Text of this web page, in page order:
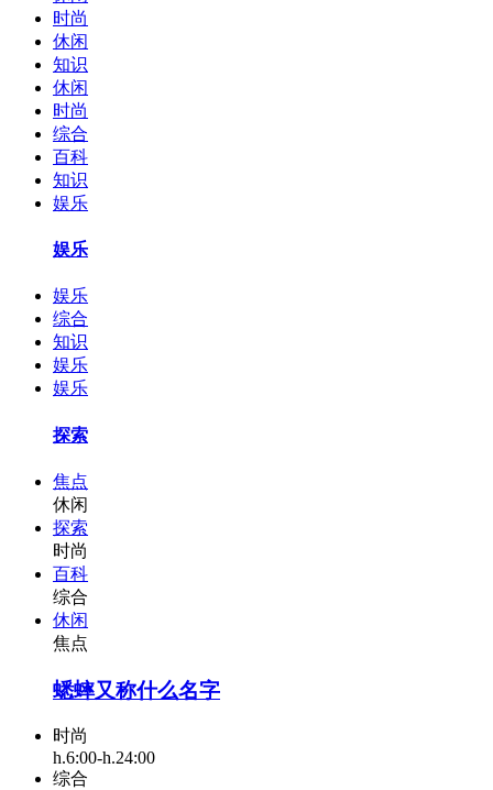
时尚
休闲
知识
休闲
时尚
综合
百科
知识
娱乐
娱乐
娱乐
综合
知识
娱乐
娱乐
探索
焦点
休闲
探索
时尚
百科
综合
休闲
焦点
蟋蟀又称什么名字
时尚
h.6:00-h.24:00
综合